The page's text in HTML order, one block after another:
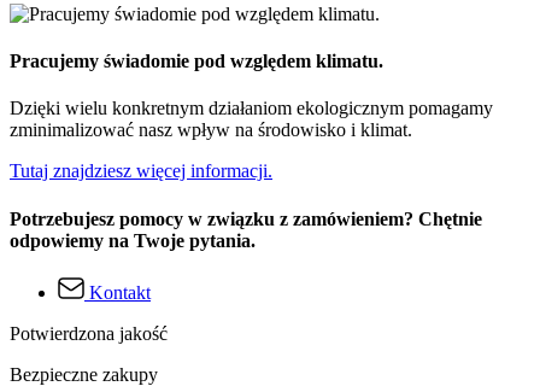
Pracujemy świadomie pod względem klimatu.
Dzięki wielu konkretnym działaniom ekologicznym pomagamy
zminimalizować nasz wpływ na środowisko i klimat.
Tutaj znajdziesz więcej informacji.
Potrzebujesz pomocy w związku z zamówieniem? Chętnie
odpowiemy na Twoje pytania.
Kontakt
Potwierdzona jakość
Bezpieczne zakupy